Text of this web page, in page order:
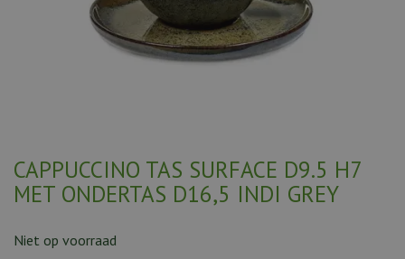
CAPPUCCINO TAS SURFACE D9.5 H7
MET ONDERTAS D16,5 INDI GREY
Niet op voorraad